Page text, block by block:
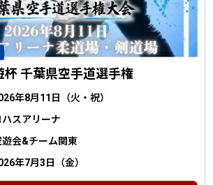
杯 千葉県空手道選手権
年8月11日（火・祝）
ハスアリーナ
遊会&チーム関東
年7月3日（金）